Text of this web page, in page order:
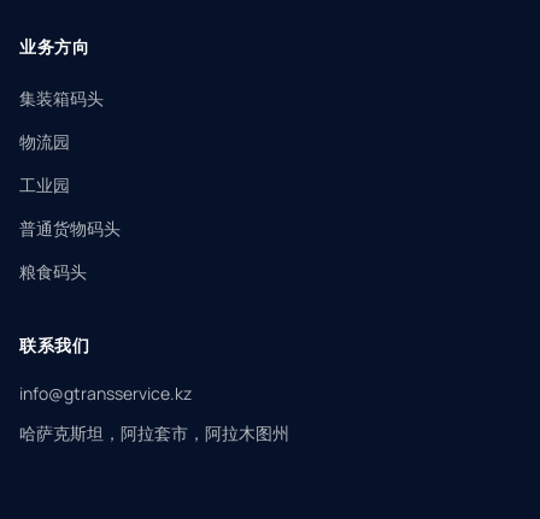
业务方向
集装箱码头
物流园
工业园
普通货物码头
粮食码头
联系我们
info@gtransservice.kz
哈萨克斯坦，阿拉套市，阿拉木图州